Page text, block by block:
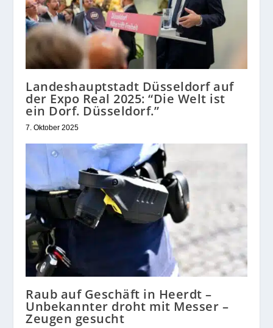
Landeshauptstadt Düsseldorf auf
der Expo Real 2025: “Die Welt ist
ein Dorf. Düsseldorf.”
7. Oktober 2025
Raub auf Geschäft in Heerdt –
Unbekannter droht mit Messer –
Zeugen gesucht